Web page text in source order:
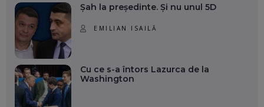
Șah la președinte. Și nu unul 5D
EMILIAN ISAILĂ
Cu ce s-a întors Lazurca de la
Washington